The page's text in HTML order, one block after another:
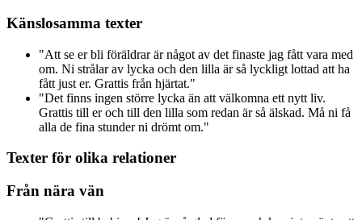
Känslosamma texter
"Att se er bli föräldrar är något av det finaste jag fått vara med
om. Ni strålar av lycka och den lilla är så lyckligt lottad att ha
fått just er. Grattis från hjärtat."
"Det finns ingen större lycka än att välkomna ett nytt liv.
Grattis till er och till den lilla som redan är så älskad. Må ni få
alla de fina stunder ni drömt om."
Texter för olika relationer
Från nära vän